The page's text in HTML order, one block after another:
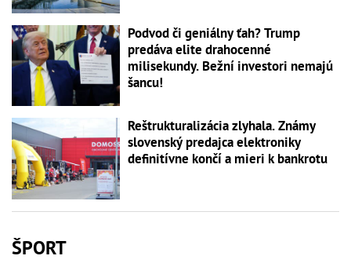
Podvod či geniálny ťah? Trump
predáva elite drahocenné
milisekundy. Bežní investori nemajú
šancu!
Reštrukturalizácia zlyhala. Známy
slovenský predajca elektroniky
definitívne končí a mieri k bankrotu
ŠPORT